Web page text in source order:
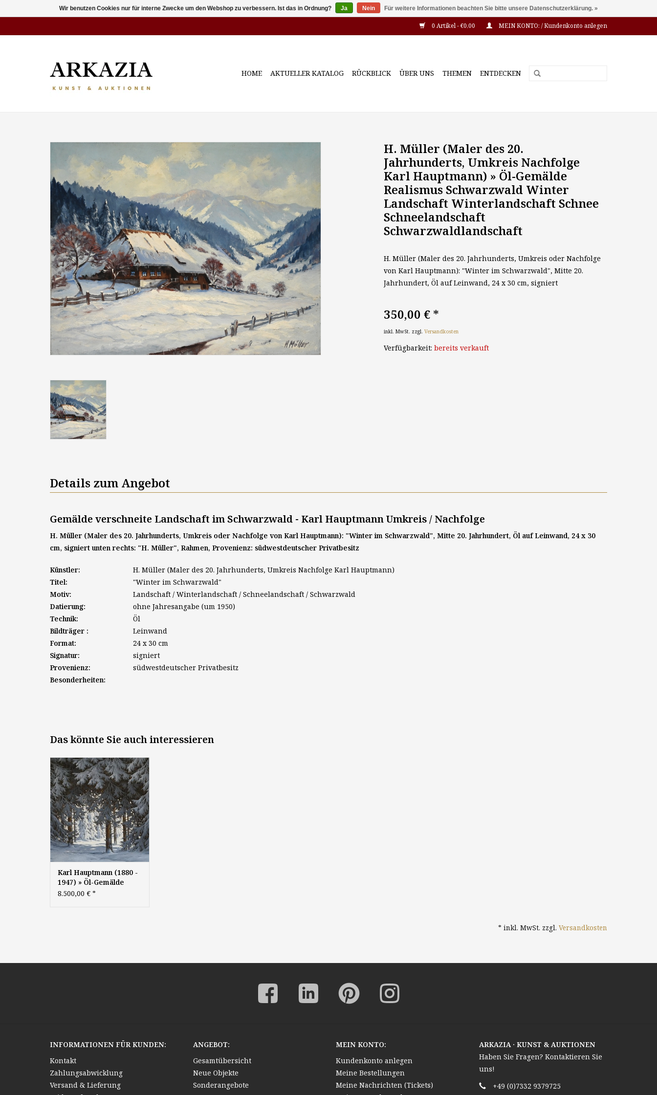
0 Artikel - €0,00 MEIN KONTO: / Kundenkonto anlegen
HOME AKTUELLER KATALOG RÜCKBLICK ÜBER UNS THEMEN ENTDECKEN
H. Müller (Maler des 20.
Jahrhunderts, Umkreis Nachfolge
Karl Hauptmann) » Öl-Gemälde
Realismus Schwarzwald Winter
Landschaft Winterlandschaft Schnee
Schneelandschaft
Schwarzwaldlandschaft
H. Müller (Maler des 20. Jahrhunderts, Umkreis oder Nachfolge
von Karl Hauptmann): "Winter im Schwarzwald", Mitte 20.
Jahrhundert, Öl auf Leinwand, 24 x 30 cm, signiert
350,00 € *
inkl. MwSt. zzgl. Versandkosten
Verfügbarkeit: bereits verkauft
Details zum Angebot
Gemälde verschneite Landschaft im Schwarzwald - Karl Hauptmann Umkreis / Nachfolge
H. Müller (Maler des 20. Jahrhunderts, Umkreis oder Nachfolge von Karl Hauptmann): "Winter im Schwarzwald", Mitte 20. Jahrhundert, Öl auf Leinwand, 24 x 30
cm, signiert unten rechts: "H. Müller", Rahmen, Provenienz: südwestdeutscher Privatbesitz
Künstler:
H. Müller (Maler des 20. Jahrhunderts, Umkreis Nachfolge Karl Hauptmann)
Titel:
"Winter im Schwarzwald"
Motiv:
Landschaft / Winterlandschaft / Schneelandschaft / Schwarzwald
Datierung:
ohne Jahresangabe (um 1950)
Technik:
Öl
Bildträger :
Leinwand
Format:
24 x 30 cm
Signatur:
signiert
Provenienz:
südwestdeutscher Privatbesitz
Besonderheiten:
Das könnte Sie auch interessieren
Karl Hauptmann (1880 - 1947):
"Winter im Schwarzwald",
1936, Öl auf Holzplatte, 80 x 70
cm, signiert
Karl Hauptmann (1880 -
1947) » Öl-Gemälde
Winter Romantik
8.500,00 € *
* inkl. MwSt. zzgl. Versandkosten
INFORMATIONEN FÜR KUNDEN:
Kontakt
Zahlungsabwicklung
Versand & Lieferung
ANGEBOT:
Gesamtübersicht
Neue Objekte
Sonderangebote
MEIN KONTO:
Kundenkonto anlegen
Meine Bestellungen
Meine Nachrichten (Tickets)
ARKAZIA · KUNST & AUKTIONEN
Haben Sie Fragen? Kontaktieren Sie
uns!
+49 (0)7332 9379725
Wir benutzen Cookies nur für interne Zwecke um den Webshop zu verbessern. Ist das in Ordnung? Ja Nein Für weitere Informationen beachten Sie bitte unsere Datenschutzerklärung. »